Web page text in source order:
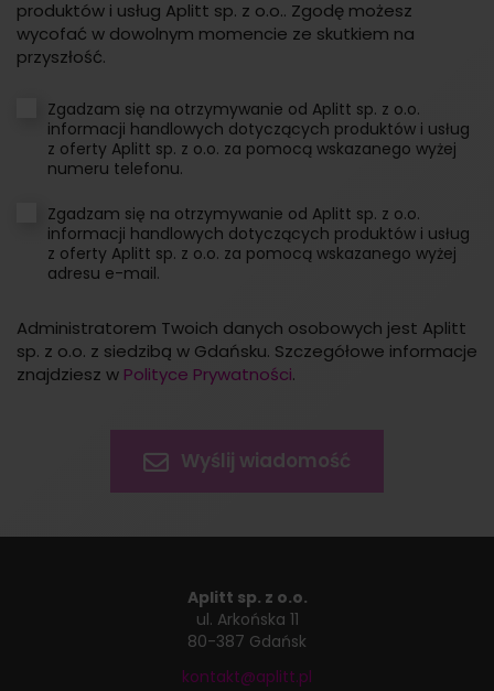
produktów i usług Aplitt sp. z o.o.. Zgodę możesz
wycofać w dowolnym momencie ze skutkiem na
przyszłość.
Zgadzam się na otrzymywanie od Aplitt sp. z o.o.
informacji handlowych dotyczących produktów i usług
z oferty Aplitt sp. z o.o. za pomocą wskazanego wyżej
numeru telefonu.
Zgadzam się na otrzymywanie od Aplitt sp. z o.o.
informacji handlowych dotyczących produktów i usług
z oferty Aplitt sp. z o.o. za pomocą wskazanego wyżej
adresu e-mail.
Administratorem Twoich danych osobowych jest Aplitt
sp. z o.o. z siedzibą w Gdańsku. Szczegółowe informacje
znajdziesz w Polityce Prywatności.
Aplitt sp. z o.o.
ul. Arkońska 11
80-387 Gdańsk
kontakt@aplitt.pl